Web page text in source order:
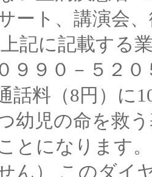
ート、講演会
記に記載する
９９０－５２
話料（8円）に
幼児の命を救
とになります
ん） このダイ